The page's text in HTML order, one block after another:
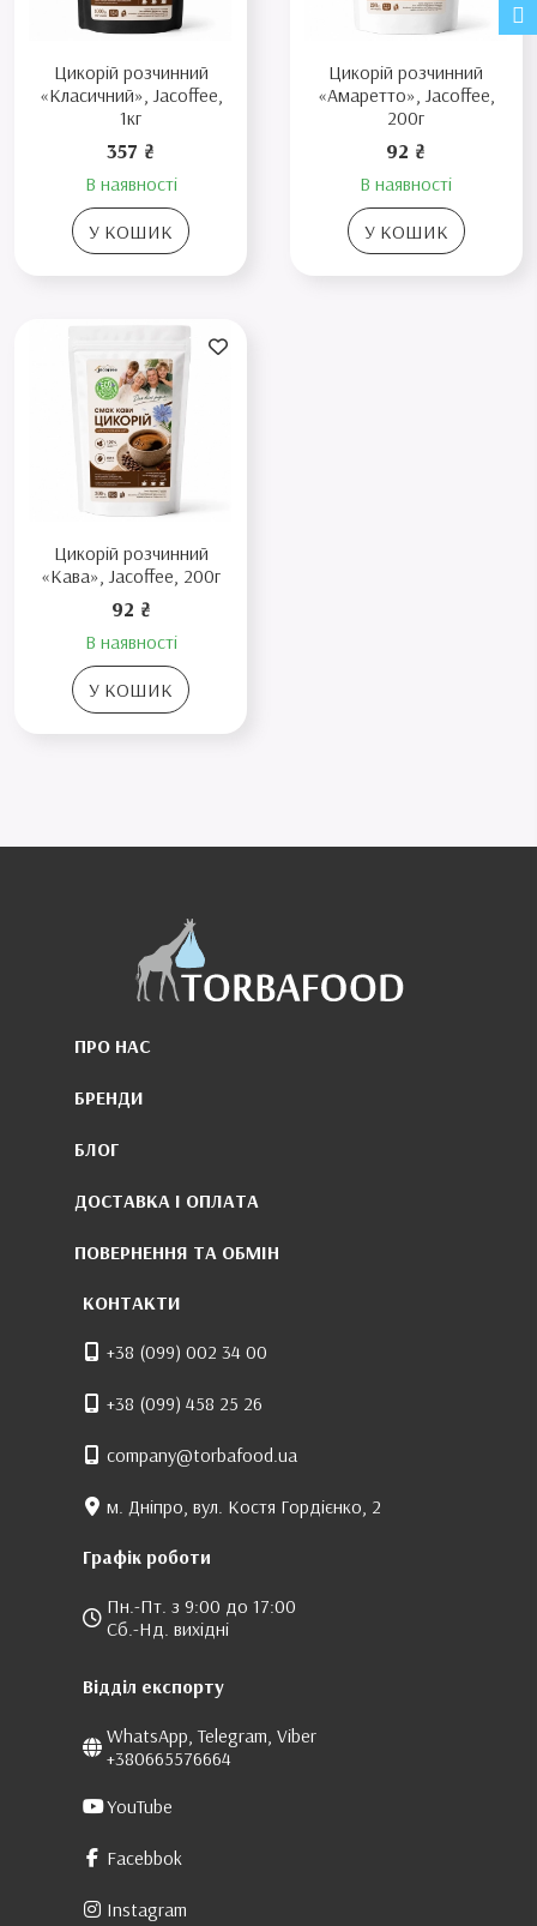
Цикорій розчинний
«Класичний», Jacoffee,
1кг
357 ₴
В наявності
У КОШИК
Цикорій розчинний
«Амаретто», Jacoffee,
200г
92 ₴
В наявності
У КОШИК
Цикорій розчинний
«Кава», Jacoffee, 200г
92 ₴
В наявності
У КОШИК
ПРО НАС
БРЕНДИ
БЛОГ
ДОСТАВКА І ОПЛАТА
ПОВЕРНЕННЯ ТА ОБМІН
КОНТАКТИ
+38 (099) 002 34 00
+38 (099) 458 25 26
company@torbafood.ua
м. Дніпро, вул. Костя Гордієнко, 2
Графік роботи
Пн.-Пт. з 9:00 до 17:00
Сб.-Нд. вихідні
Відділ експорту
WhatsApp, Telegram, Viber
+380665576664
YouTube
Facebbok
Instagram